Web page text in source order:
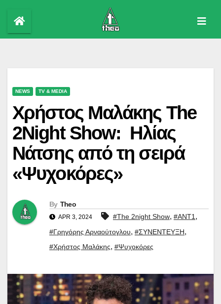
content
NEWS TV & MEDIA
Χρήστος Μαλάκης The
2Night Show: Ηλίας
Νάτσης από τη σειρά
«Ψυχοκόρες»
By Theo
APR 3, 2024 #The 2night Show, #ΑΝΤ1,
#Γρηγόρης Αρναούτογλου, #ΣΥΝΕΝΤΕΥΞΗ,
#Χρήστος Μαλάκης, #Ψυχοκόρες